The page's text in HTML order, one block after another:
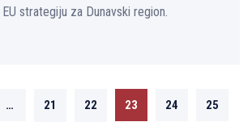
strategiju za Dunavski region.
… 21 22 23 24 25